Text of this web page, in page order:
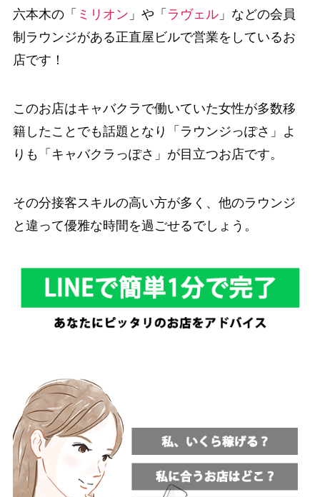
六本木の「 ミリオン 」や「 ラヴェル」などの会員
制ラウンジがある正直屋ビルで営業をしているお
店です！
このお店はキャバクラで働いていた女性が多数移
籍したことでも話題となり「ラウンジっぽさ」よ
りも「キャバクラっぽさ」が目立つお店です。
その分接客スキルの高い方が多く、他のラウンジ
と違って優雅な時間を過ごせるでしょう。